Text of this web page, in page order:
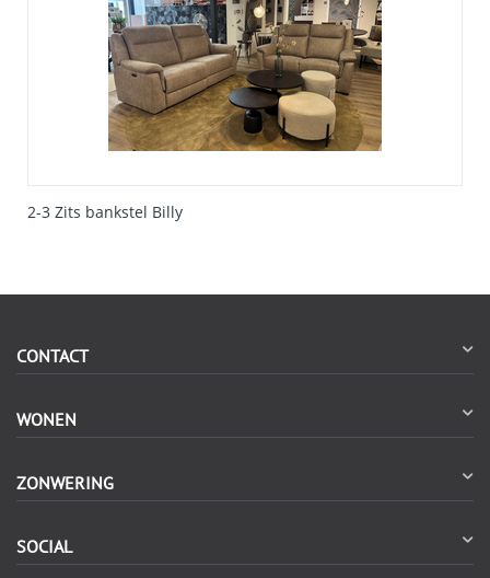
2-3 Zits bankstel Billy
CONTACT
WONEN
ZONWERING
SOCIAL